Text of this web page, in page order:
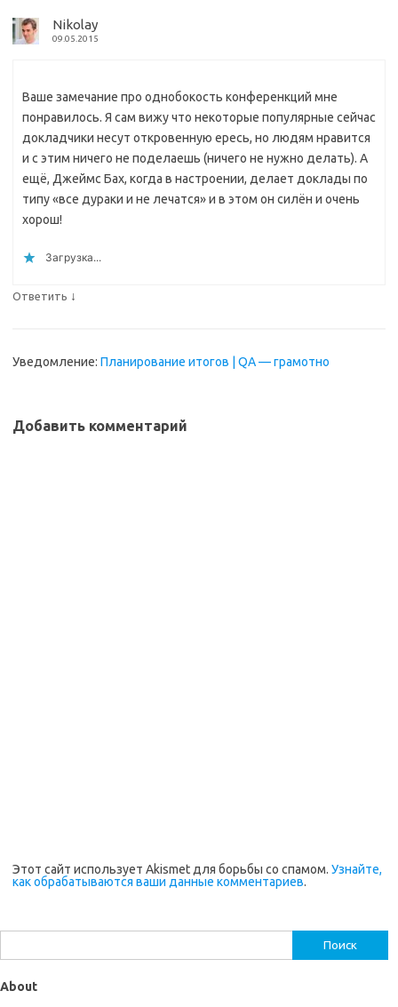
Nikolay
09.05.2015
Ваше замечание про однобокость конференкций мне
понравилось. Я сам вижу что некоторые популярные сейчас
докладчики несут откровенную ересь, но людям нравится
и с этим ничего не поделаешь (ничего не нужно делать). А
ещё, Джеймс Бах, когда в настроении, делает доклады по
типу «все дураки и не лечатся» и в этом он силён и очень
хорош!
Загрузка...
Ответить ↓
Уведомление: Планирование итогов | QA — грамотно
Добавить комментарий
Этот сайт использует Akismet для борьбы со спамом. Узнайте,
как обрабатываются ваши данные комментариев.
About